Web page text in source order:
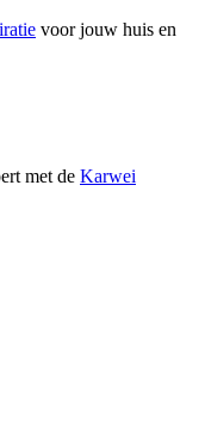
voor jouw huis en
met de Karwei